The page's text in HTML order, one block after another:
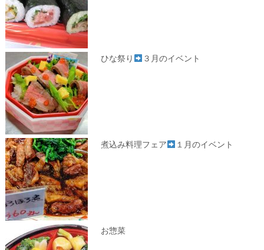
ひな祭り ３月のイベント
煮込み料理フェア １月のイベント
お惣菜